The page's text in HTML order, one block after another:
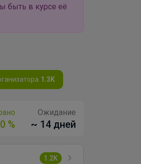
быть в курсе её
1.3K
%
Ожидание
~ 14 дней
1.2K